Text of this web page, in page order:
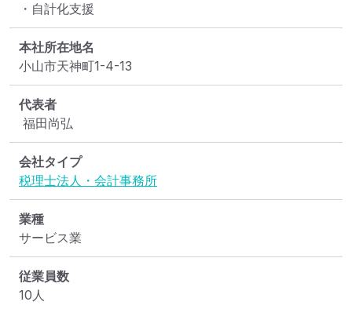
・自計化支援
本社所在地名
小山市天神町1-4-13
代表者
福田尚弘
会社タイプ
税理士法人・会計事務所
業種
サービス業
従業員数
10人